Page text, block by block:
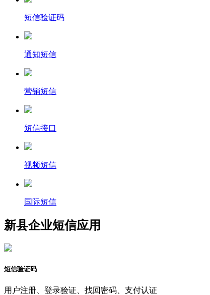
短信验证码
通知短信
营销短信
短信接口
视频短信
国际短信
新县企业短信应用
短信验证码
用户注册、登录验证、找回密码、支付认证